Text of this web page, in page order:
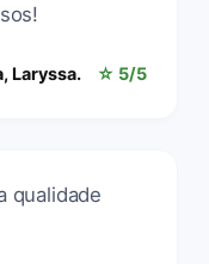
Laryssa. ☆ 5/5
qualidade